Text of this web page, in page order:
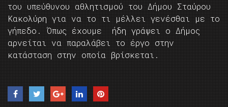
του υπεύθυνου αθλητισμού του Δήμου Σταύρου
Κακολύρη για να το τι μέλλει γενέσθαι με το
γήπεδο. Όπως έχουμε ήδη γράψει ο Δήμος
αρνείται να παραλάβει το έργο στην
κατάσταση στην οποία βρίσκεται.